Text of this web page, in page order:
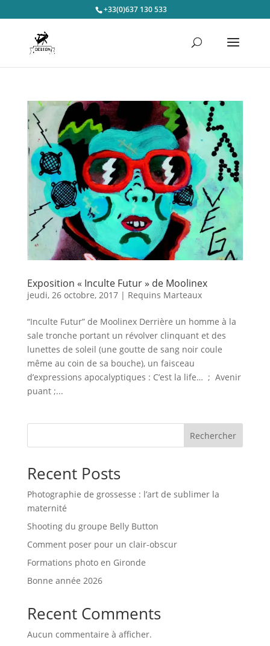
+33(0)637 130 533
Exposition « Inculte Futur » de Moolinex
jeudi, 26 octobre, 2017| Requins Marteaux
“Inculte Futur” de Moolinex Derrière un homme à la
sale tronche portant un révolver clinquant et des
lunettes de soleil (une goutte de sang noir coule
même au coin de sa bouche), un faisceau
d’expressions apocalyptiques : C’est la life… ; Avenir
puant ;...
Rechercher
Recent Posts
Photographie de grossesse : l’art de sublimer la
maternité
Shooting du groupe Belly Button
Comment poser pour un clair-obscur
Formations photo en Gironde
Bonne année 2026
Recent Comments
Aucun commentaire à afficher.